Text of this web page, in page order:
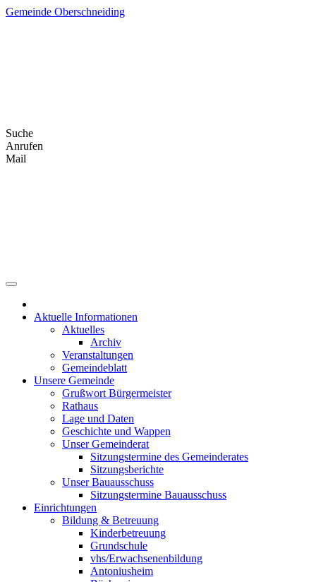
Skip
Gemeinde Oberschneiding
Suche
Anrufen
Mail
Aktuelle Informationen
Aktuelles
Archiv
Veranstaltungen
Gemeindeblatt
Unsere Gemeinde
Grußwort Bürgermeister
Rathaus
Lage und Daten
Geschichte und Wappen
Unser Gemeinderat
Sitzungstermine des Gemeinderates
Sitzungsberichte
Unser Bauausschuss
Sitzungstermine Bauausschuss
Einrichtungen
Bildung & Betreuung
Kinderbetreuung
Grundschule
vhs/Erwachsenenbildung
Antoniusheim